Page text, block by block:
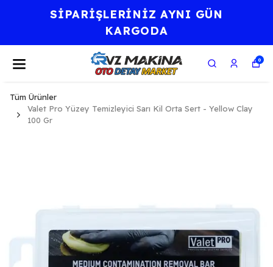
SİPARİŞLERİNİZ AYNI GÜN
KARGODA
0
Tüm Ürünler
Valet Pro Yüzey Temizleyici Sarı Kil Orta Sert - Yellow Clay
100 Gr